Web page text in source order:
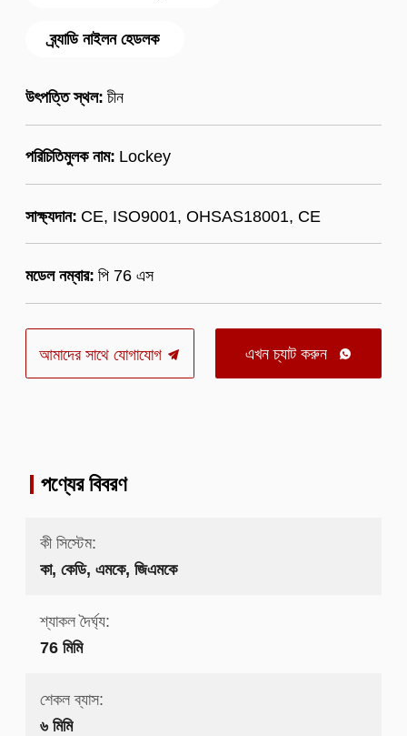
ব্র্যাডি নাইলন হেডলক
উৎপত্তি স্থল: চীন
পরিচিতিমুলক নাম: Lockey
সাক্ষ্যদান: CE, ISO9001, OHSAS18001, CE
মডেল নম্বার: পি 76 এস
আমাদের সাথে যোগাযোগ এখন চ্যাট করুন 
পণ্যের বিবরণ
কী সিস্টেম:
কা, কেডি, এমকে, জিএমকে
শ্যাকল দৈর্ঘ্য:
76 মিমি
শেকল ব্যাস:
৬ মিমি